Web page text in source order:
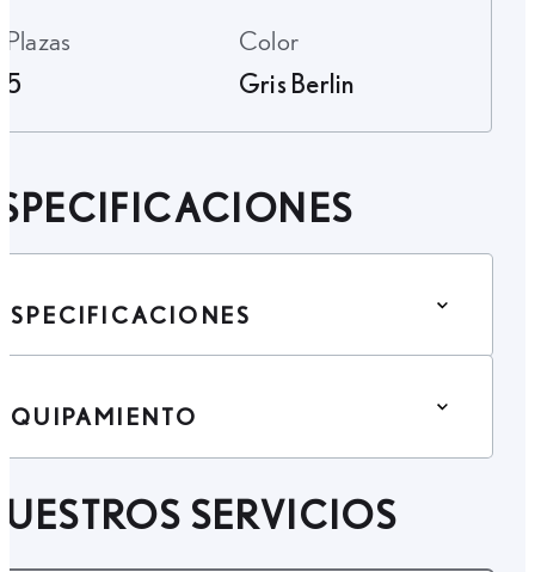
Plazas
5
Color
Gris Berlin
SERVICIOS